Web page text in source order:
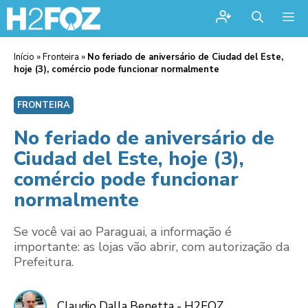
Início »Fronteira » No feriado de aniversário de Ciudad del Este,
hoje (3), comércio pode funcionar normalmente
FRONTEIRA
No feriado de aniversário de
Ciudad del Este, hoje (3),
comércio pode funcionar
normalmente
Se você vai ao Paraguai, a informação é
importante: as lojas vão abrir, com autorização da
Prefeitura.